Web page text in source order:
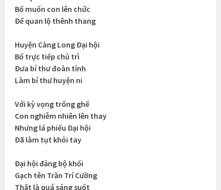
Bố muốn con lên chức
Để quan lộ thênh thang
Huyện Càng Long Đại hội
Bố trực tiếp chủ trì
Đưa bí thư đoàn tỉnh
Làm bí thư huyện ni
Với kỳ vọng trống ghế
Con nghiễm nhiên lên thay
Nhưng lá phiếu Đại hội
Đã làm tụt khỏi tay
Đại hội đảng bộ khối
Gạch tên Trần Trí Cường
Thật là quá sáng suốt